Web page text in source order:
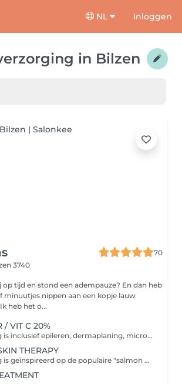
NL Inloggen
in Bilzen
70
3740
op tijd en stond een adempauze? En dan heb
minuutjes nippen aan een kopje lauw
geworden koffie. Ik heb het o...
/ VIT C 20%
Deze behandeling is inclusief epileren, dermaplaning, microneedling met aangepast BOOSTER / VIT C 20% complex om je huid optimaal te verbeteren en te herstellen, led therapie en een ontspannende nek & schoudermassage. VIT C is een krachtige anti-oxidant die vrije radicalen kan neutraliseren. Dit helpt je beschadigde cellen weer te herstellen om zo huidveroudering tegen te gaan.
THERAPY
Deze behandeling is geïnspireerd op de populaire "salmon DNA treatments", maar dan met een zuiver biotechnologisch complex. DNA SKIN THERAPY stimuleert de celvernieuwing én je collageen productie, na 1 behandeling heeft je huid weer meer vitaliteit. Na meerdere sessie's is je huid weer beter gehydrateerd, verstevigd & gelift. Tip: deze behandeling is ook mogelijk in een abonnement, zo heb je meer voordelen. (zie abonnementen)